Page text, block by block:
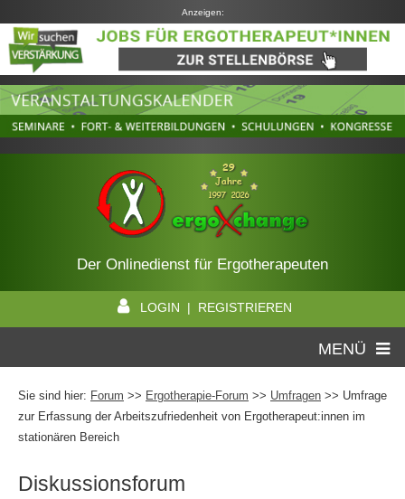
Anzeigen:
Der Onlinedienst für Ergotherapeuten
LOGIN | REGISTRIEREN
MENÜ
Sie sind hier: Forum >> Ergotherapie-Forum >> Umfragen >> Umfrage
zur Erfassung der Arbeitszufriedenheit von Ergotherapeut:innen im
stationären Bereich
Diskussionsforum